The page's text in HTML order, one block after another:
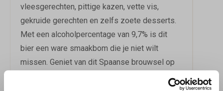
vleesgerechten, pittige kazen, vette vis,
gekruide gerechten en zelfs zoete desserts.
Met een alcoholpercentage van 9,7% is dit
bier een ware smaakbom die je niet wilt
missen. Geniet van dit Spaanse brouwsel op
een ideale serveertemperatuur van 8-11 °C en